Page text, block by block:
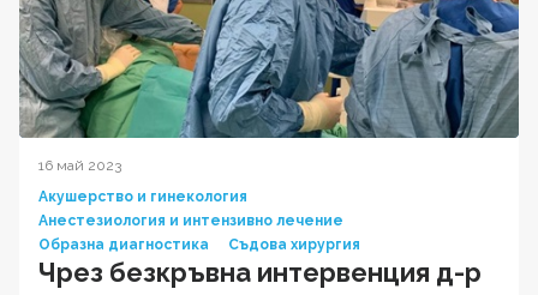
16 май 2023
Акушерство и гинекология
Анестезиология и интензивно лечение
Образна диагностика
Съдова хирургия
Чрез безкръвна интервенция д-р